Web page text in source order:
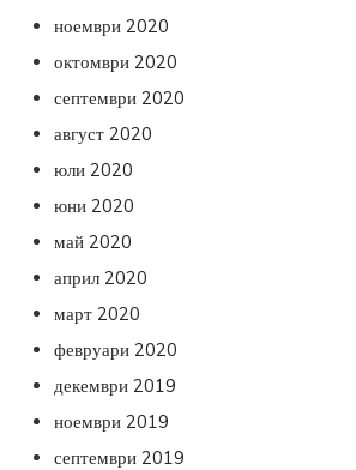
ноември 2020
октомври 2020
септември 2020
август 2020
юли 2020
юни 2020
май 2020
април 2020
март 2020
февруари 2020
декември 2019
ноември 2019
септември 2019